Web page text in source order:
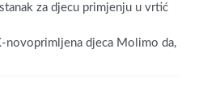
za djecu primjenju u vrtić
novoprimljena djeca Molimo da,